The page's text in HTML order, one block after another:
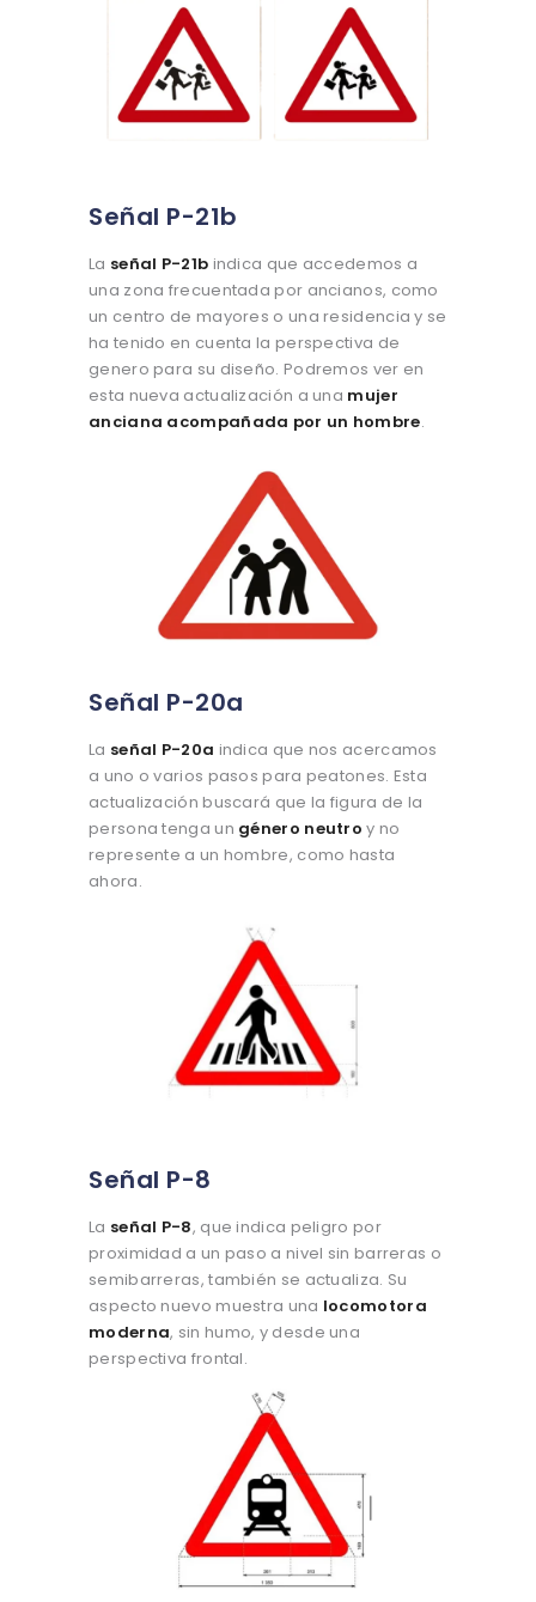
Señal P-21b
La señal P-21b indica que accedemos a
una zona frecuentada por ancianos, como
un centro de mayores o una residencia y se
ha tenido en cuenta la perspectiva de
genero para su diseño. Podremos ver en
esta nueva actualización a una mujer
anciana acompañada por un hombre.
Señal P-20a
La señal P-20a indica que nos acercamos
a uno o varios pasos para peatones. Esta
actualización buscará que la figura de la
persona tenga un género neutro y no
represente a un hombre, como hasta
ahora.
Señal P-8
La señal P-8, que indica peligro por
proximidad a un paso a nivel sin barreras o
semibarreras, también se actualiza. Su
aspecto nuevo muestra una locomotora
moderna, sin humo, y desde una
perspectiva frontal.